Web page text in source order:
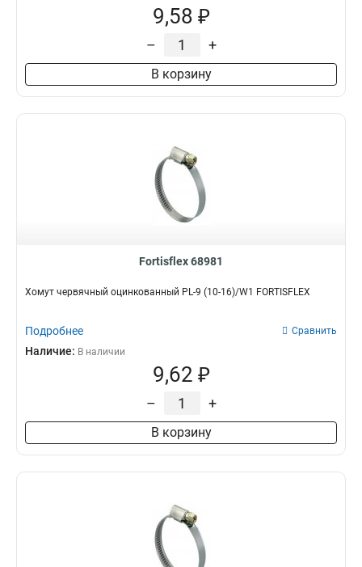
9,58 ₽
– +
В корзину
Fortisflex 68981
Хомут червячный оцинкованный PL-9 (10-16)/W1 FORTISFLEX
Подробнее Сравнить
Наличие: В наличии
9,62 ₽
– +
В корзину